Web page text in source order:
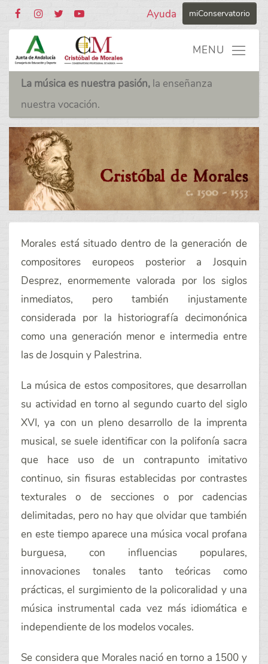
miConservatorio
Ayuda
La música es nuestra pasión, la enseñanza
nuestra vocación.
Morales está situado dentro de la generación de
compositores europeos posterior a Josquin
Desprez, enormemente valorada por los siglos
inmediatos, pero también injustamente
considerada por la historiografía decimonónica
como una generación menor e intermedia entre
las de Josquin y Palestrina.
La música de estos compositores, que desarrollan
su actividad en torno al segundo cuarto del siglo
XVI, ya con un pleno desarrollo de la imprenta
musical, se suele identificar con la polifonía sacra
que hace uso de un contrapunto imitativo
continuo, sin fisuras establecidas por contrastes
texturales o de secciones o por cadencias
delimitadas, pero no hay que olvidar que también
en este tiempo aparece una música vocal profana
burguesa, con influencias populares,
innovaciones tonales tanto teóricas como
prácticas, el surgimiento de la policoralidad y una
música instrumental cada vez más idiomática e
independiente de los modelos vocales.
Se considera que Morales nació en torno a 1500 y